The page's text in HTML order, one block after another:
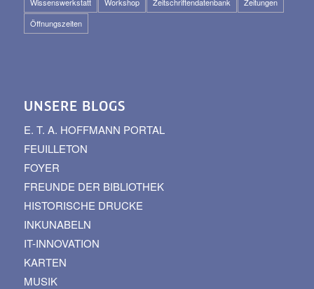
Öffnungszeiten
UNSERE BLOGS
E. T. A. HOFFMANN PORTAL
FEUILLETON
FOYER
FREUNDE DER BIBLIOTHEK
HISTORISCHE DRUCKE
INKUNABELN
IT-INNOVATION
KARTEN
MUSIK